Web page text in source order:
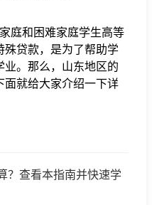
庭和困难家庭学生高等
殊贷款，是为了帮助学
业。那么，山东地区的
面就给大家介绍一下详
？查看本指南并快速学